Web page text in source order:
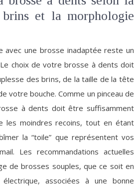
brins et la morphologie
avec une brosse inadaptée reste un
choix de votre brosse à dents doit
des brins, de la taille de la tête
votre bouche. Comme un pinceau de
à dents doit être suffisamment
les moindres recoins, tout en étant
la “toile” que représentent vos
Les recommandations actuelles
de brosses souples, que ce soit en
associées à une bonne